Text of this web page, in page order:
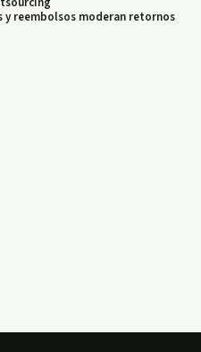
y reembolsos moderan retornos